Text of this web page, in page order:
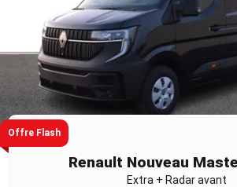
Item
1
Offre Flash
Renault Nouveau
Extra + Radar avant